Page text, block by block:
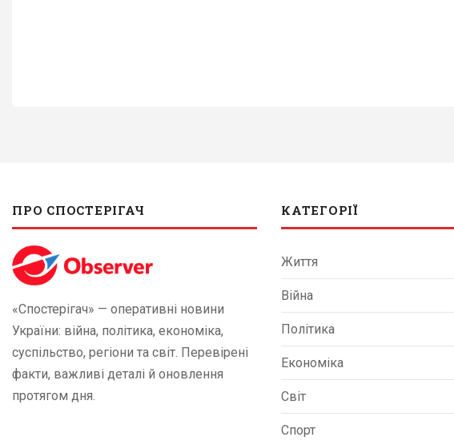
ПРО СПОСТЕРІГАЧ
«Спостерігач» — оперативні новини
України: війна, політика, економіка,
суспільство, регіони та світ. Перевірені
факти, важливі деталі й оновлення
протягом дня.
КАТЕГОРІЇ
Життя
Війна
Політика
Економіка
Світ
Спорт